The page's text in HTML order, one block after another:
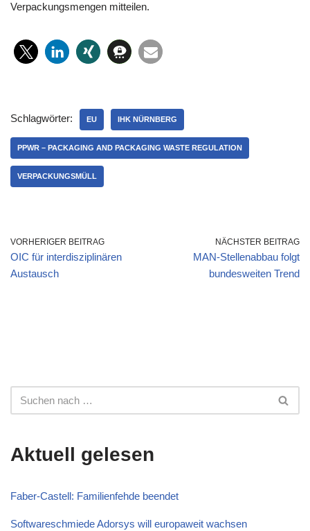
Verpackungsmengen mitteilen.
Schlagwörter: EU IHK NÜRNBERG
PPWR – PACKAGING AND PACKAGING WASTE REGULATION
VERPACKUNGSMÜLL
VORHERIGER BEITRAG
OIC für interdisziplinären
Austausch
NÄCHSTER BEITRAG
MAN-Stellenabbau folgt
bundesweiten Trend
Aktuell gelesen
Faber-Castell: Familienfehde beendet
Softwareschmiede Adorsys will europaweit wachsen